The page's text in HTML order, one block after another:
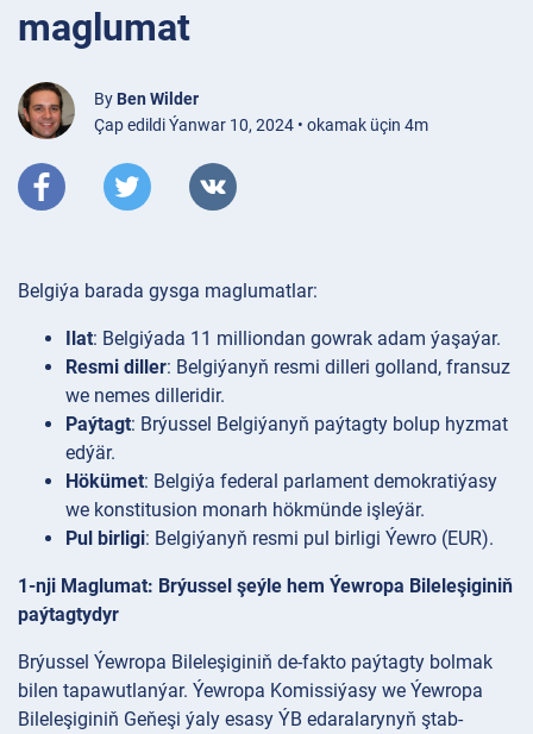
maglumat
By Ben Wilder
Çap edildi Ýanwar 10, 2024 • okamak üçin 4m
Belgiýa barada gysga maglumatlar:
Ilat: Belgiýada 11 milliondan gowrak adam ýaşaýar.
Resmi diller: Belgiýanyň resmi dilleri golland, fransuz
we nemes dilleridir.
Paýtagt: Brýussel Belgiýanyň paýtagty bolup hyzmat
edýär.
Hökümet: Belgiýa federal parlament demokratiýasy
we konstitusion monarh hökmünde işleýär.
Pul birligi: Belgiýanyň resmi pul birligi Ýewro (EUR).
1-nji Maglumat: Brýussel şeýle hem Ýewropa Bileleşiginiň
paýtagtydyr
Brýussel Ýewropa Bileleşiginiň de-fakto paýtagty bolmak
bilen tapawutlanýar. Ýewropa Komissiýasy we Ýewropa
Bileleşiginiň Geňeşi ýaly esasy ÝB edaralarynyň ştab-